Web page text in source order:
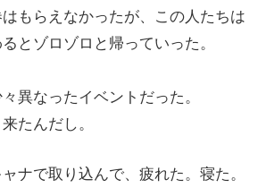
もらえなかったが、この人たちは
とゾロゾロと帰っていった。
異なったイベントだった。
たんだし。
ナで取り込んで、疲れた。寝た。